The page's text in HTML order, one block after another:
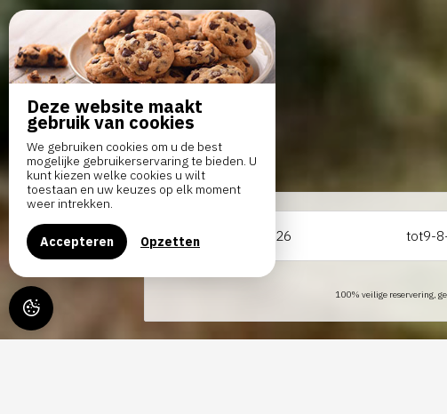
Deze website maakt
gebruik van cookies
We gebruiken cookies om u de best
mogelijke gebruikerservaring te bieden. U
kunt kiezen welke cookies u wilt
toestaan en uw keuzes op elk moment
weer intrekken.
Accepteren Opzetten tot
100% veilige reservering,